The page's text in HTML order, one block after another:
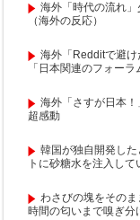
海外「時代の流れ
（海外の反応）
海外「Redditで避
「日本関連のフォーラ
海外「さすが日本
超感動
韓国が独自開発し
トに砂糖水を注入し
わさびの塊をその
時間の匂いまで嗅ぎ分